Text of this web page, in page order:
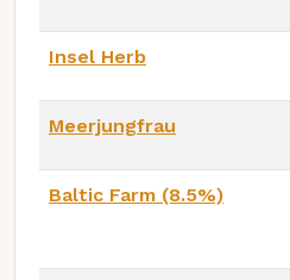
Insel Herb
Meerjungfrau
Baltic Farm (8.5%)